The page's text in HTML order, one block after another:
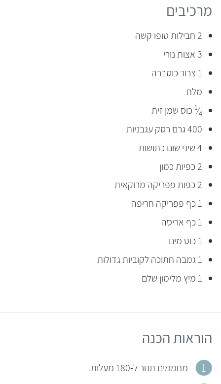
מרכיבים
2 חבילות טופו קשה
3 אצות נורי
1 צרור כוסברה
מלח
1⁄4 כוס שמן זית
400 גרם רסק עגבניות
4 שיני שום כתושות
2 כפיות כמון
2 כפות פפריקה מרוקאית
1 כף פפריקה חריפה
1 כף אריסה
1 כוס מים
1 גמבה חתוכה לקוביות גדולות
1 מיץ מלימון שלם
הוראות הכנה
מחממים תנור ל-180 מעלות.